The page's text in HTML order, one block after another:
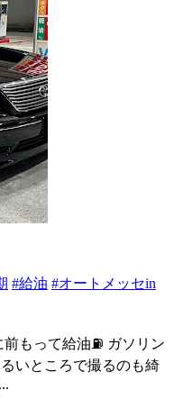
#給油 #オートメッセin
もって給油⛽️ ガソリン
いところで撮るのも綺